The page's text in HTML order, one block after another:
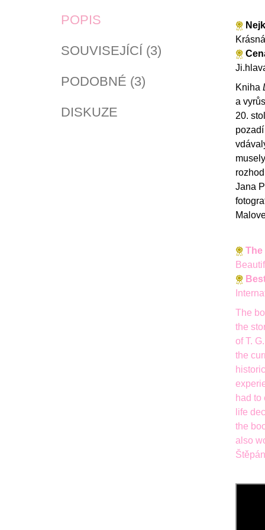
POPIS
SOUVISEJÍCÍ (3)
PODOBNÉ (3)
DISKUZE
Kniha
a
20.
Jana
The
The
the
of T.
the
had to
life
the
also